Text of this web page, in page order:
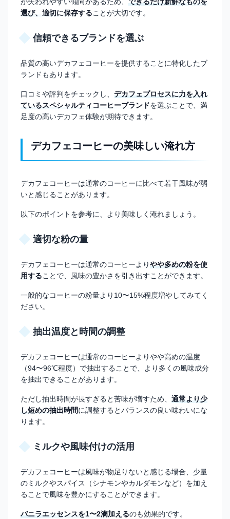
が失われやすい傾向があるため、 できるだけ新鮮なものを
選び、適切に保存することが大切です。
信頼できるブランドを選ぶ
品質の高いデカフェコーヒーを提供することに特化したブ
ランドもあります。
口コミや評判をチェックし、 デカフェプロセスに力を入れ
ているスペシャルティコーヒーブランドを選ぶことで、満
足度の高いデカフェ体験が期待できます。
デカフェコーヒーの美味しい淹れ方
デカフェコーヒーは通常のコーヒーに比べて若干風味が弱
いと感じることがあります。
以下のポイントを参考に、より美味しく淹れましょう。
適切な粉の量
デカフェコーヒーは通常のコーヒーよりやや多めの粉を使
用することで、風味の豊かさを引き出すことができます。
一般的なコーヒーの粉量より10〜15%程度増やしてみてく
ださい。
抽出温度と時間の調整
デカフェコーヒーは通常のコーヒーよりやや高めの温度
（94〜96℃程度）で抽出することで、より多くの風味成分
を抽出できることがあります。
ただし抽出時間が長すぎると苦味が増すため、 通常より少
し短めの抽出時間に調整するとバランスの良い味わいにな
ります。
ミルクや風味付けの活用
デカフェコーヒーは風味が物足りないと感じる場合、少量
のミルクやスパイス（シナモンやカルダモンなど）を加え
ることで風味を豊かにすることができます。
バニラエッセンスを1〜2滴加えるのも効果的です。